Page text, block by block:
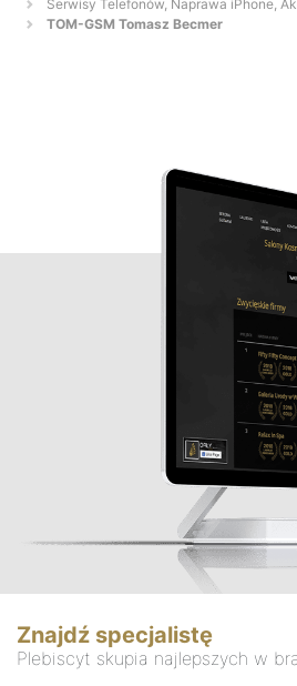
Serwisy Telefonów, Naprawa iPhone,
TOM-GSM Tomasz Becmer
Znajdź specjalistę
Plebiscyt skupia najlepszych w